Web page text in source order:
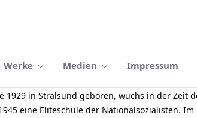
Werke Medien Impressum
1929 in Stralsund geboren, wuchs in der Zeit
eine Eliteschule der Nationalsozialisten.